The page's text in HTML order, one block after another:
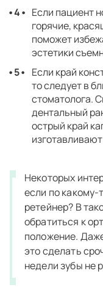
Если пациент
горячие,
поможет
эстетики
Если край
то следует в
стоматолога.
дентальный
острый край
Некоторых
если по какому-
ретейнер? В
обратиться к
положение.
это сделать
недели зубы не